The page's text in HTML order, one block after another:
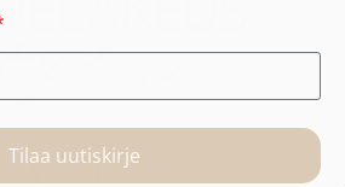
Tilaa uutiskirje